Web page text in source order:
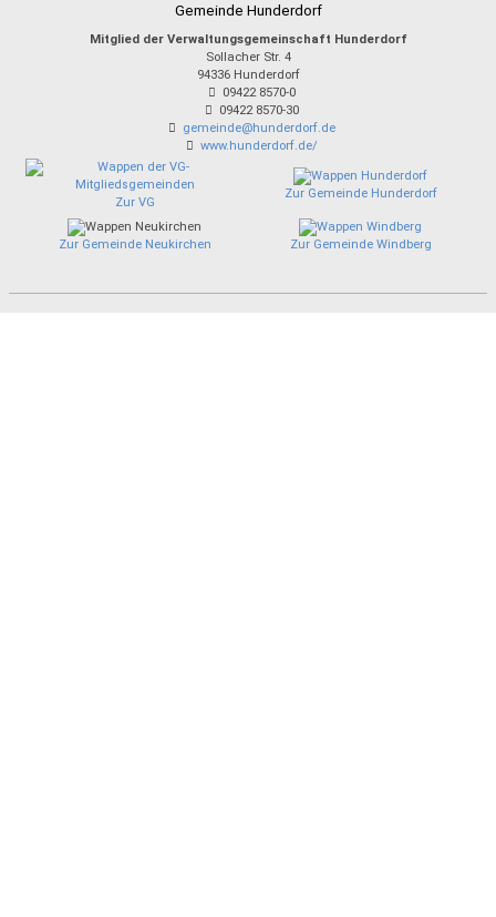
Gemeinde Hunderdorf
Mitglied der Verwaltungsgemeinschaft Hunderdorf
Sollacher Str. 4
94336 Hunderdorf
09422 8570-0
09422 8570-30
gemeinde@hunderdorf.de
www.hunderdorf.de/
Zur VG
Zur Gemeinde Hunderdorf
Zur Gemeinde Neukirchen Zur Gemeinde Windberg